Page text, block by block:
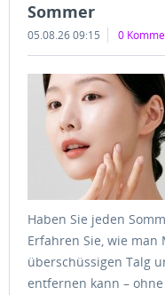
Sommer
05.08.26 09:15 0
Haben Sie jeden
Erfahren Sie, wie man
überschüssigen Talg
entfernen kann –